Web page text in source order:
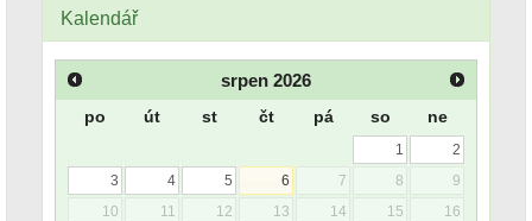
Kalendář
srpen 2026
po út st čt pá so ne
1
2
3
4 5 6 7 8
9
10
11 12 13 14 15
16